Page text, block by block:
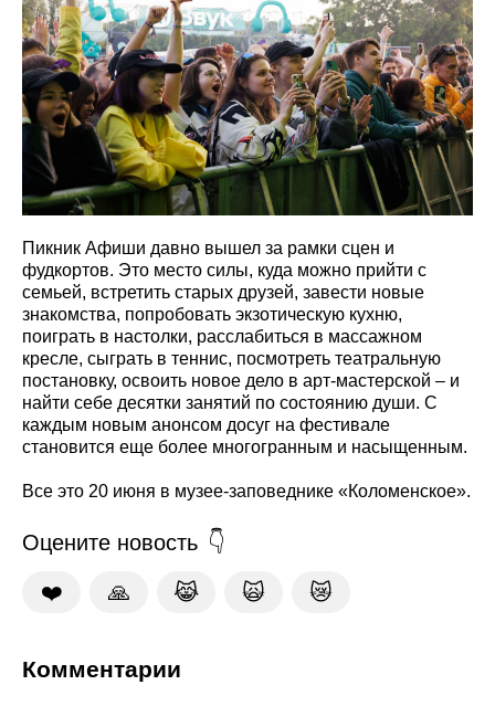
Пикник Афиши давно вышел за рамки сцен и
фудкортов. Это место силы, куда можно прийти с
семьей, встретить старых друзей, завести новые
знакомства, попробовать экзотическую кухню,
поиграть в настолки, расслабиться в массажном
кресле, сыграть в теннис, посмотреть театральную
постановку, освоить новое дело в арт-мастерской – и
найти себе десятки занятий по состоянию души. С
каждым новым анонсом досуг на фестивале
становится еще более многогранным и насыщенным.
Все это 20 июня в музее-заповеднике «Коломенское».
Оцените новость
❤️ 🙏 😹 🙀 😿
Комментарии